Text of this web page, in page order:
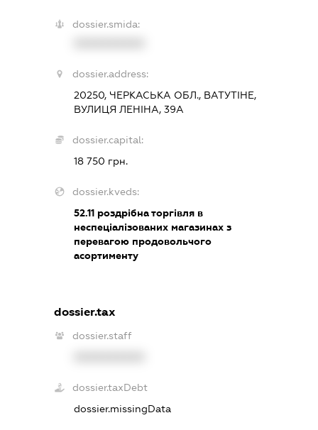
dossier.smida:
dossier.address:
20250, ЧЕРКАСЬКА ОБЛ., ВАТУТІНЕ,
ВУЛИЦЯ ЛЕНІНА, 39А
dossier.capital:
18 750 грн.
dossier.kveds:
52.11 роздрібна торгівля в
неспеціалізованих магазинах з
перевагою продовольчого
асортименту
dossier.tax
dossier.staff
dossier.taxDebt
dossier.missingData